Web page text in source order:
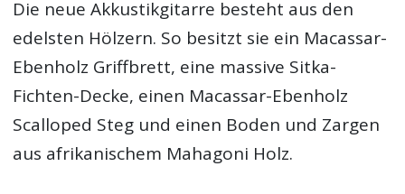
Die neue Akkustikgitarre besteht aus den
edelsten Hölzern. So besitzt sie ein Macassar-
Ebenholz Griffbrett, eine massive Sitka-
Fichten-Decke, einen Macassar-Ebenholz
Scalloped Steg und einen Boden und Zargen
aus afrikanischem Mahagoni Holz.